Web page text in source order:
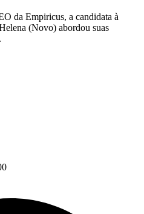
da Empiricus, a candidata à
(Novo) abordou suas